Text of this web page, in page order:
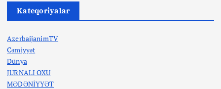
Kateqoriyalar
AzerbaijanimTV
Cəmiyyət
Dünya
JURNALI OXU
MƏDƏNİYYƏT